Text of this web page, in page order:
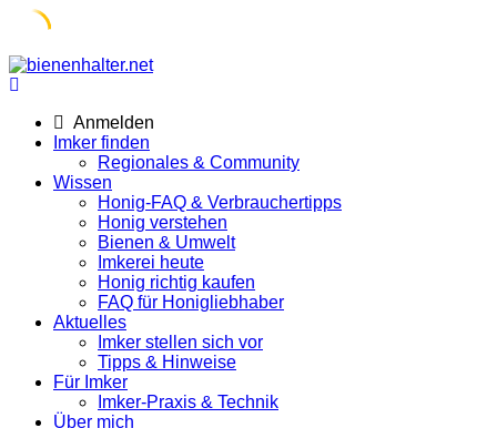
Skip
to
Anmelden
Imker finden
Regionales & Community
Wissen
Honig-FAQ & Verbrauchertipps
Honig verstehen
Bienen & Umwelt
Imkerei heute
Honig richtig kaufen
FAQ für Honigliebhaber
Aktuelles
Imker stellen sich vor
Tipps & Hinweise
Für Imker
Imker-Praxis & Technik
Über mich